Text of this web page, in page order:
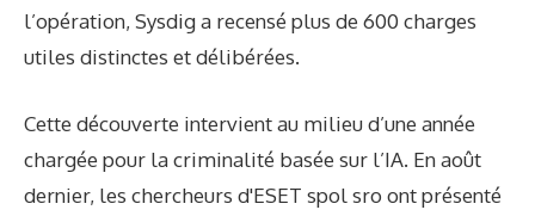
l’opération, Sysdig a recensé plus de 600 charges
utiles distinctes et délibérées.
Cette découverte intervient au milieu d’une année
chargée pour la criminalité basée sur l’IA. En août
dernier, les chercheurs d'ESET spol sro ont présenté